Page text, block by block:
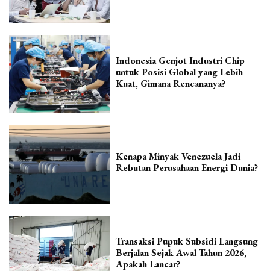
Indonesia Genjot Industri Chip
untuk Posisi Global yang Lebih
Kuat, Gimana Rencananya?
Kenapa Minyak Venezuela Jadi
Rebutan Perusahaan Energi Dunia?
Transaksi Pupuk Subsidi Langsung
Berjalan Sejak Awal Tahun 2026,
Apakah Lancar?